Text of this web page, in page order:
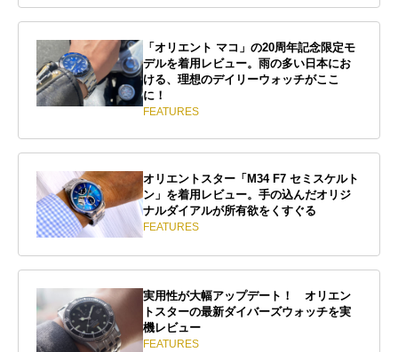
「オリエント マコ」の20周年記念限定モ
デルを着用レビュー。雨の多い日本にお
ける、理想のデイリーウォッチがここ
に！
FEATURES
オリエントスター「M34 F7 セミスケルト
ン」を着用レビュー。手の込んだオリジ
ナルダイアルが所有欲をくすぐる
FEATURES
実用性が大幅アップデート！ オリエン
トスターの最新ダイバーズウォッチを実
機レビュー
FEATURES